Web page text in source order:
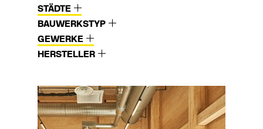
STÄDTE
BAUWERKSTYP
GEWERKE
HERSTELLER